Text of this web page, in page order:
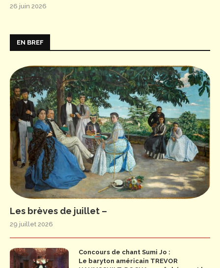
26 juin 2026
EN BREF
Les brèves de juillet –
29 juillet 2026
Concours de chant Sumi Jo :
Le baryton américain TREVOR